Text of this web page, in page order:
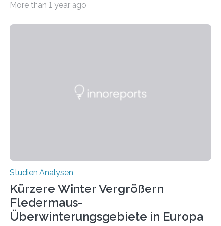
auffällig häufig vorkommt, ist eine oft berichtete
konnten ihn mal belegen, mal nicht. Eine Meta-Analyse,
More than 1 year ago
Studien Analysen
Kürzere Winter Vergrößern
Fledermaus-
Überwinterungsgebiete in Europa